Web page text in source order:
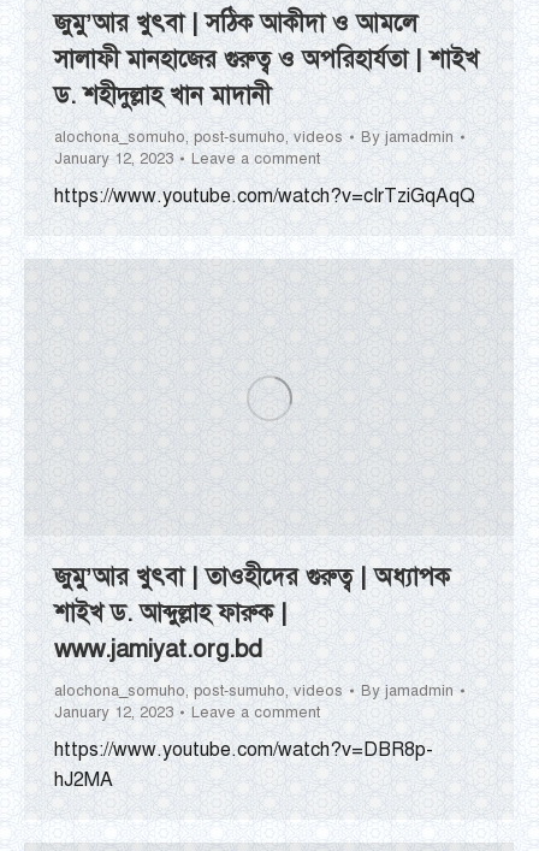
জুমু’আর খুৎবা | সঠিক আকীদা ও আমলে
সালাফী মানহাজের গুরুত্ব ও অপরিহার্যতা | শাইখ
ড. শহীদুল্লাহ খান মাদানী
alochona_somuho, post-sumuho, videos By jamadmin
January 12, 2023
Leave a comment
https://www.youtube.com/watch?v=cIrTziGqAqQ
জুমু’আর খুৎবা | তাওহীদের গুরুত্ব | অধ্যাপক
শাইখ ড. আব্দুল্লাহ ফারুক |
www.jamiyat.org.bd
alochona_somuho, post-sumuho, videos By jamadmin
January 12, 2023
Leave a comment
https://www.youtube.com/watch?v=DBR8p-
hJ2MA